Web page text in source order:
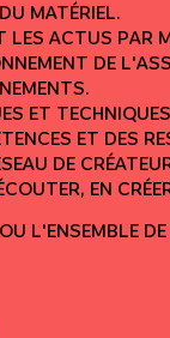
MATÉRIEL.
LES ACTUS PAR
DE
ET
ET DES
DE
EN
L'ENSEMBLE